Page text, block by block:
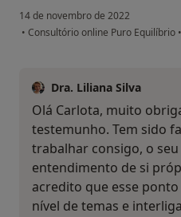
14 de novembro de 2022
• Consultório online Puro Equilíbrio •
Dra. Liliana Silva
Olá Carlota, muito
testemunho. Tem sido
trabalhar consigo, o
entendimento de si
acredito que esse
nível de temas e